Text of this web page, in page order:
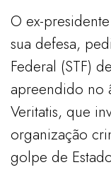
O ex-
sua defesa,
Federal (STF)
apreendido no
Veritatis, que
organização
golpe de